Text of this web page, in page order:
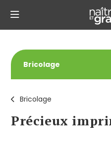
Bricolage
Précieux
Bricolage